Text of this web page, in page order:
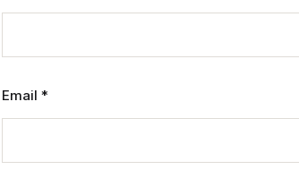
Email *